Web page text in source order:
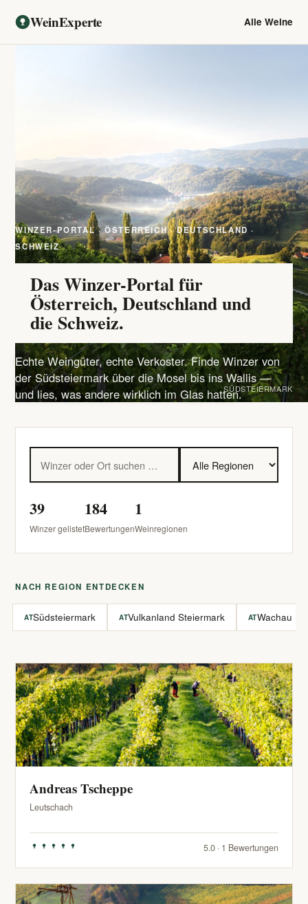
WeinExperte Alle Weine
WINZER-PORTAL · ÖSTERREICH · DEUTSCHLAND ·
SCHWEIZ
Das Winzer-Portal für
Österreich, Deutschland und
die Schweiz.
Echte Weingüter, echte Verkoster. Finde Winzer von
der Südsteiermark über die Mosel bis ins Wallis —
und lies, was andere wirklich im Glas hatten.SÜDSTEIERMARK
39
Winzer gelistet
184
Bewertungen
1
Weinregionen
NACH REGION ENTDECKEN
ATSüdsteiermark ATVulkanland Steiermark ATWachau
Andreas Tscheppe
Leutschach
5.0 · 1 Bewertungen